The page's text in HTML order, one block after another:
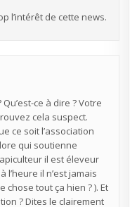
l’intérêt de cette news.
ce à dire ? Votre
cela suspect.
ce soit l’association
qui soutienne
il est éleveur
il n’est jamais
chose tout ça hien ? ). Et
? Dites le clairement